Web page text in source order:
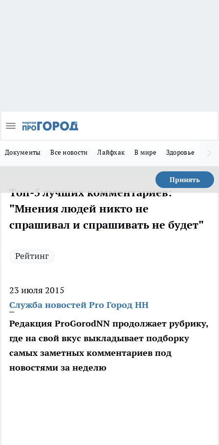
Документы Все новости Лайфхак В мире Здоровье
Принять
Топ-5 лучших комментариев:
"Мнения людей никто не
спрашивал и спрашивать не будет"
Рейтинг
23 июля 2015
Служба новостей Pro Город НН
Редакция ProGorodNN продолжает рубрику,
где на свой вкус выкладывает подборку
самых заметных комментариев под
новостями за неделю